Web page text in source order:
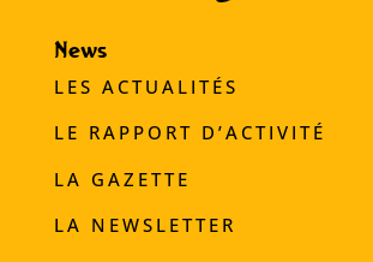
News
LES ACTUALITÉS
LE RAPPORT D’ACTIVITÉ
LA GAZETTE
LA NEWSLETTER